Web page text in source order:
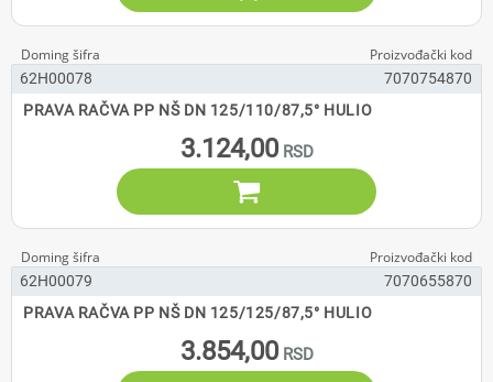
62H00078
7070754870
PRAVA RAČVA PP NŠ DN 125/110/87,5° HULIO
3.124,00

62H00079
7070655870
PRAVA RAČVA PP NŠ DN 125/125/87,5° HULIO
3.854,00